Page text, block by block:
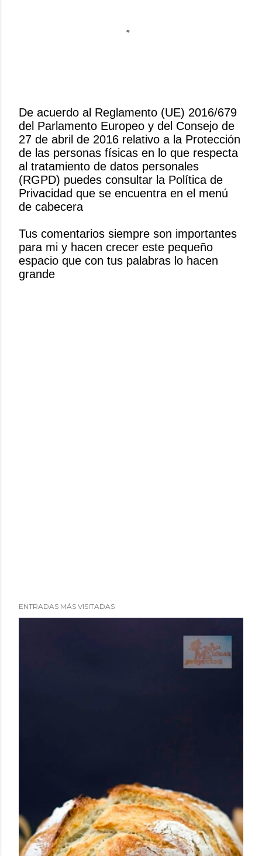
P
u
b
l
i
c
a
u
n
c
o
De acuerdo al Reglamento (UE) 2016/679
del Parlamento Europeo y del Consejo de
27 de abril de 2016 relativo a la Protección
de las personas físicas en lo que respecta
al tratamiento de datos personales
(RGPD) puedes consultar la Política de
Privacidad que se encuentra en el menú
de cabecera
Tus comentarios siempre son importantes
para mi y hacen crecer este pequeño
espacio que con tus palabras lo hacen
grande
ENTRADAS MÁS VISITADAS